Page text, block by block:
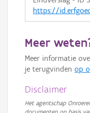
https://
Meer
Meer informatie
je terugvinden op
Disclaimer
Het agentschap